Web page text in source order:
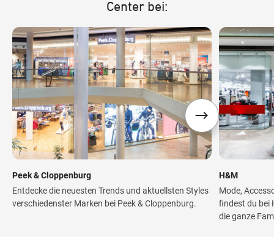
Center bei:
Peek & Cloppenburg
Entdecke die neuesten Trends und aktuellsten Styles
verschiedenster Marken bei Peek & Cloppenburg.
H&M
Mode,
findest du bei
die ganze